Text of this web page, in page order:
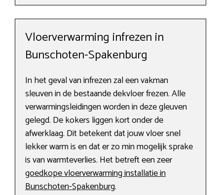
Vloerverwarming infrezen in
Bunschoten-Spakenburg
In het geval van infrezen zal een vakman
sleuven in de bestaande dekvloer frezen. Alle
verwarmingsleidingen worden in deze gleuven
gelegd. De kokers liggen kort onder de
afwerklaag. Dit betekent dat jouw vloer snel
lekker warm is en dat er zo min mogelijk sprake
is van warmteverlies. Het betreft een zeer
goedkope vloerverwarming installatie in
Bunschoten-Spakenburg.